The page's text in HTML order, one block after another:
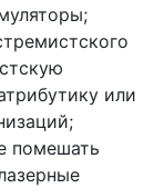
или
помешать